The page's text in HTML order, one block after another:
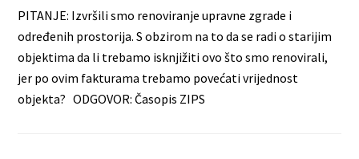
PITANJE: Izvršili smo renoviranje upravne zgrade i
određenih prostorija. S obzirom na to da se radi o starijim
objektima da li trebamo isknjižiti ovo što smo renovirali,
jer po ovim fakturama trebamo povećati vrijednost
objekta? ODGOVOR: Časopis ZIPS